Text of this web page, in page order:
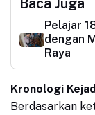
Baca Juga
Pelajar
dengan
Raya
Kronologi
Berdasarkan